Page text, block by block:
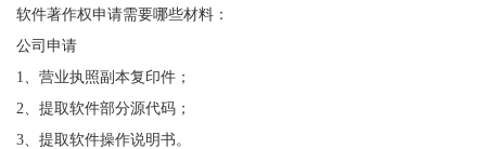
软件著作权申请需要哪些材料：
公司申请
1、营业执照副本复印件；
2、提取软件部分源代码；
3、提取软件操作说明书。